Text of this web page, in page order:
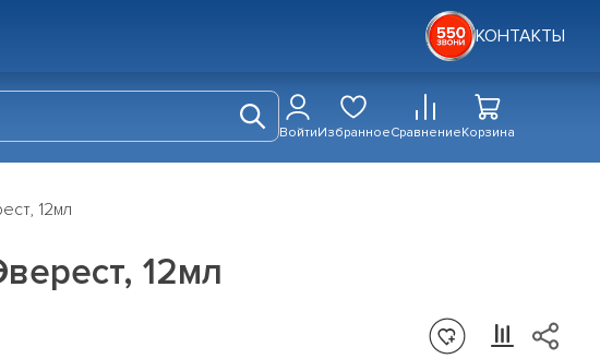
КОНТАКТЫ
ВойтиИзбранноеСравнениеКорзина
12мл
12мл